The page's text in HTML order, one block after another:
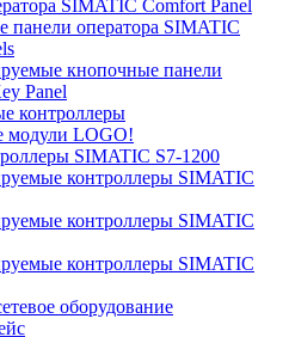
SIMATIC Comfort Panel
панели оператора SIMATIC
кнопочные панели
Panel
контроллеры
модули LOGO!
SIMATIC S7-1200
контроллеры SIMATIC
контроллеры SIMATIC
контроллеры SIMATIC
оборудование